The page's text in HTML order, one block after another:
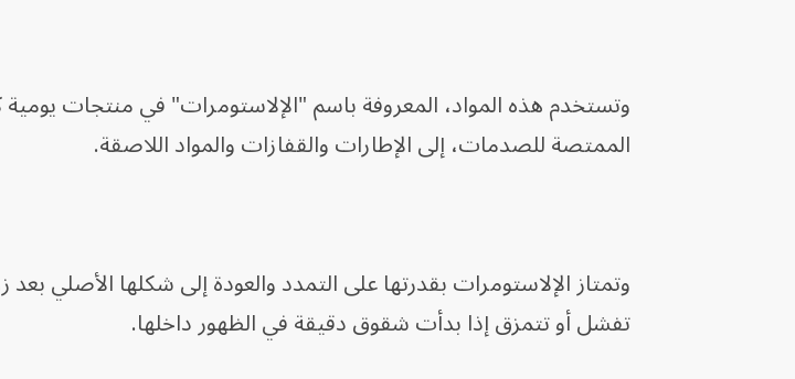
وتستخدم هذه المواد، المعروفة باسم "الإلاستومرات" في منتجات يومية
الممتصة للصدمات، إلى الإطارات والقفازات والمواد اللاصقة.
وتمتاز الإلاستومرات بقدرتها على التمدد والعودة إلى شكلها الأصلي بعد
تفشل أو تتمزق إذا بدأت شقوق دقيقة في الظهور داخلها.